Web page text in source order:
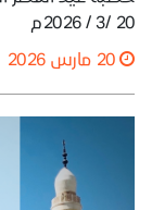
20 /3 / 2026م